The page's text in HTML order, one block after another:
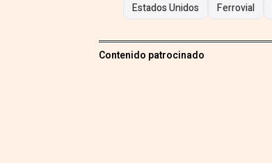
Estados Unidos Ferrovial
Contenido patrocinado